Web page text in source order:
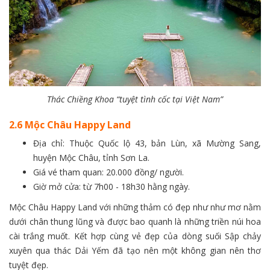
Thác Chiềng Khoa “tuyệt tình cốc tại Việt Nam”
2.6 Mộc Châu Happy Land
Địa chỉ: Thuộc Quốc lộ 43, bản Lùn, xã Mường Sang,
huyện Mộc Châu, tỉnh Sơn La.
Giá vé tham quan: 20.000 đồng/ người.
Giờ mở cửa: từ 7h00 - 18h30 hằng ngày.
Mộc Châu Happy Land với những thảm có đẹp như như mơ nằm
dưới chân thung lũng và được bao quanh là những triền núi hoa
cài trắng muốt. Kết hợp cùng vẻ đẹp của dòng suối Sập chảy
xuyên qua thác Dải Yếm đã tạo nên một không gian nên thơ
tuyệt đẹp.